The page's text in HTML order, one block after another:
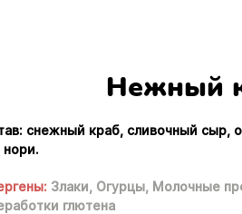
Нежный
снежный краб, сливочный сыр,
нори.
Злаки, Огурцы, Молочные
глютена